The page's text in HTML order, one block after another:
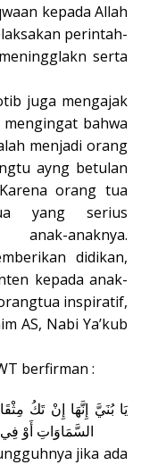
kepada Allah
perintah-
serta
juga mengajak
bahwa
menjadi orang
ayng betulan
orang tua
yang serius
anak-anaknya.
didikan,
kepada anak-
inspiratif,
AS, Nabi Ya’kub
berfirman :
يَا بُنَيَّ إِنَّهَا إِنْ تَكُ
السَّمَاوَاتِ أَوْ فِي
jika ada